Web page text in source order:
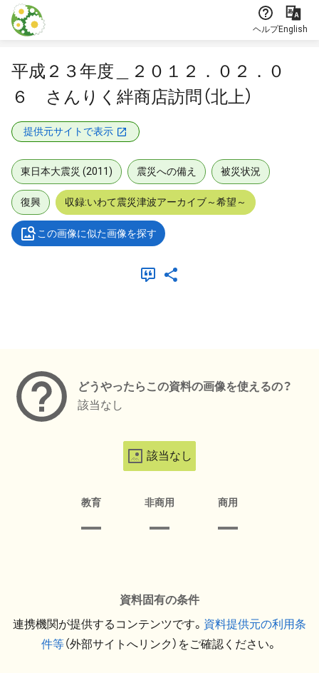
本文に飛ぶ
ヘルプEnglish
平成２３年度＿２０１２．０２．０
６ さんりく絆商店訪問（北上）
提供元サイトで表示
東日本大震災 (2011) 震災への備え 被災状況
復興 収録:いわて震災津波アーカイブ～希望～
この画像に似た画像を探す
どうやったらこの資料の画像を使えるの？
該当なし
該当なし
教育 非商用 商用
資料固有の条件
連携機関が提供するコンテンツです。 資料提供元の利用条
件等（外部サイトへリンク）をご確認ください。